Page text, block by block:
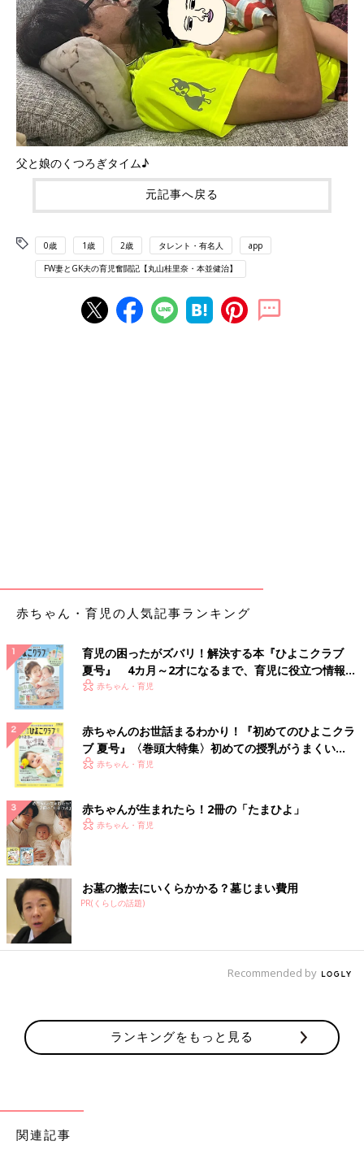
父と娘のくつろぎタイム♪
元記事へ戻る
0歳 1歳 2歳 タレント・有名人 app
FW妻とGK夫の育児奮闘記【丸山桂里奈・本並健治】
赤ちゃん・育児の人気記事ランキング
育児の困ったがズバリ！解決する本『ひよこクラブ
夏号』 4カ月～2才になるまで、育児に役立つ情報が
いっぱい！
赤ちゃん・育児
赤ちゃんのお世話まるわかり！『初めてのひよこクラ
ブ 夏号』〈巻頭大特集〉初めての授乳がうまくい
く！ おっぱい・ミルクの基本と夏のトラブル 解決テ
赤ちゃん・育児
赤ちゃんが生まれたら！2冊の「たまひよ」
赤ちゃん・育児
お墓の撤去にいくらかかる？墓じまい費用
PR(くらしの話題)
Recommended by
ランキングをもっと見る
関連記事